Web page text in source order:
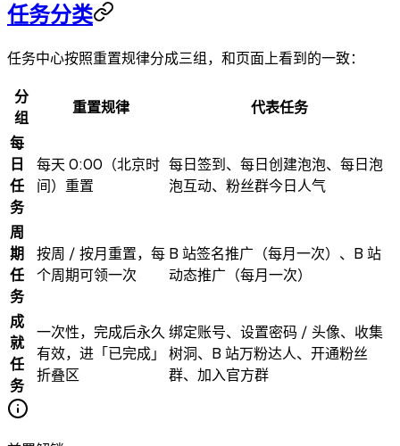
任务分类
任务中心按照重置规律分成三组，和页面上看到的一致：
分
组
重置规律
代表任务
每
日
任
务
每天 0:00（北京时
间）重置
每日签到、每日创建泡泡、每日泡
泡互动、粉丝群今日人气
周
期
任
务
按周 / 按月重置，每
个周期可领一次
B 站签名推广（每月一次）、B 站
动态推广（每月一次）
成
就
任
务
一次性，完成后永久
有效，进「已完成」
折叠区
绑定账号、设置密码 / 头像、收集
树洞、B 站万粉达人、开通粉丝
群、加入官方群